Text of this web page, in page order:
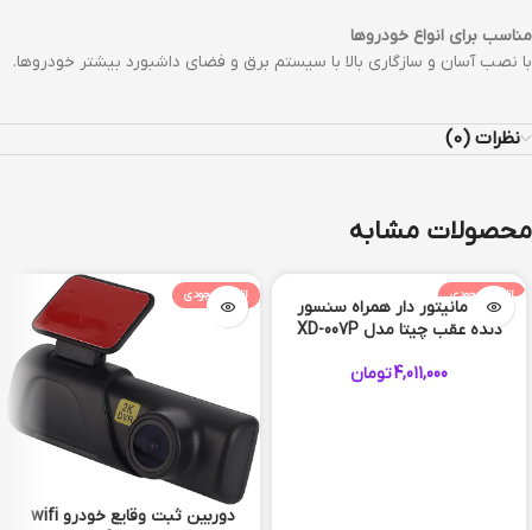
مناسب برای انواع خودروها
با نصب آسان و سازگاری بالا با سیستم برق و فضای داشبورد بیشتر خودروها.
نظرات (0)
محصولات مشابه
اتمام موجودی اتمام موجودی
دوربین ثبت وقایع خودرو wifi